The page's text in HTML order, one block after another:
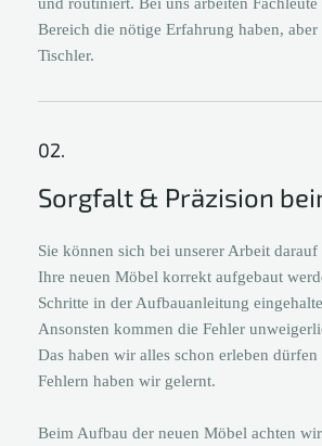
Bereich die nötige Erfahrung haben, aber
Tischler.
02.
Sorgfalt & Präzision
Sie können sich bei unserer Arbeit darauf
Ihre neuen Möbel korrekt aufgebaut
Schritte in der Aufbauanleitung
Ansonsten kommen die Fehler
Das haben wir alles schon erleben dürfen
Fehlern haben wir gelernt.
Beim Aufbau der neuen Möbel achten